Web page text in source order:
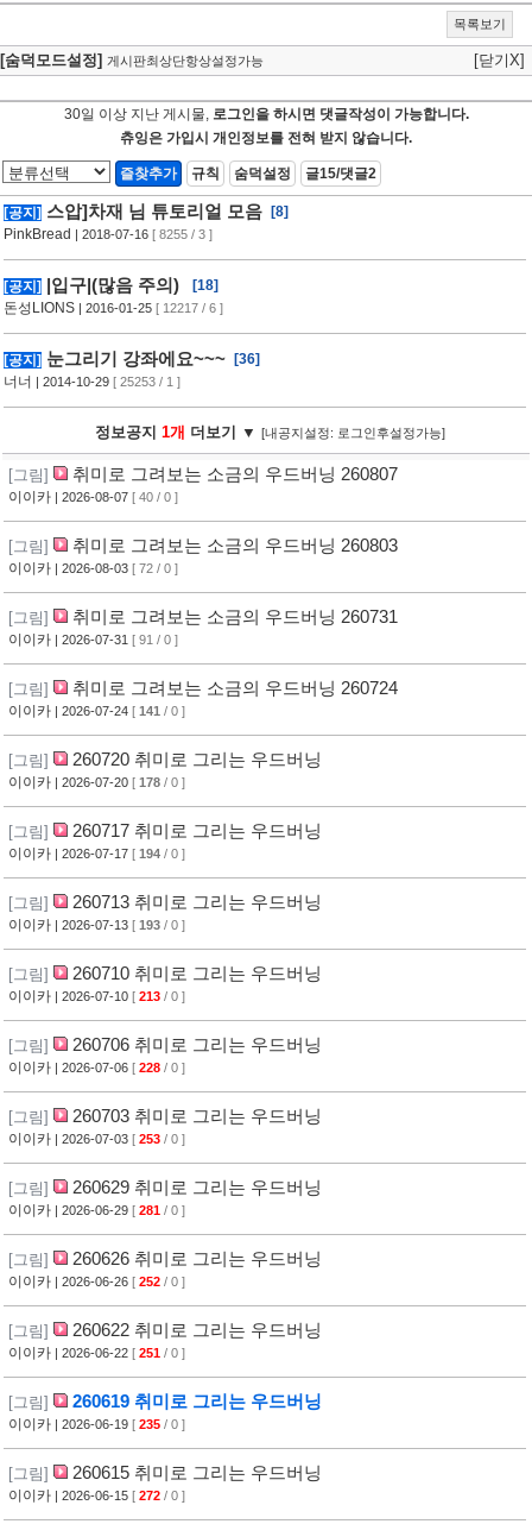
목록보기
[숨덕모드설정] 게시판최상단항상설정가능 [닫기X]
30일 이상 지난 게시물, 로그인을 하시면 댓글작성이 가능합니다.
츄잉은 가입시 개인정보를 전혀 받지 않습니다.
즐찾추가 규칙 숨덕설정 글15/댓글2
[공지] 스압]차재 님 튜토리얼 모음
[8]
PinkBread
| 2018-07-16 [ 8255 / 3 ]
[공지] |입구|(많음 주의)
[18]
돈성LIONS | 2016-01-25 [ 12217 / 6 ]
[공지] 눈그리기 강좌에요~~~
[36]
너너
| 2014-10-29 [ 25253 / 1 ]
정보공지 1개 더보기 ▼ [내공지설정: 로그인후설정가능]
[그림] 취미로 그려보는 소금의 우드버닝 260807
이이카 | 2026-08-07 [ 40 / 0 ]
[그림] 취미로 그려보는 소금의 우드버닝 260803
이이카 | 2026-08-03 [ 72 / 0 ]
[그림] 취미로 그려보는 소금의 우드버닝 260731
이이카 | 2026-07-31 [ 91 / 0 ]
[그림] 취미로 그려보는 소금의 우드버닝 260724
이이카 | 2026-07-24 [ 141 / 0 ]
[그림] 260720 취미로 그리는 우드버닝
이이카 | 2026-07-20 [ 178 / 0 ]
[그림] 260717 취미로 그리는 우드버닝
이이카 | 2026-07-17 [ 194 / 0 ]
[그림] 260713 취미로 그리는 우드버닝
이이카 | 2026-07-13 [ 193 / 0 ]
[그림] 260710 취미로 그리는 우드버닝
이이카 | 2026-07-10 [ 213 / 0 ]
[그림] 260706 취미로 그리는 우드버닝
이이카 | 2026-07-06 [ 228 / 0 ]
[그림] 260703 취미로 그리는 우드버닝
이이카 | 2026-07-03 [ 253 / 0 ]
[그림] 260629 취미로 그리는 우드버닝
이이카 | 2026-06-29 [ 281 / 0 ]
[그림] 260626 취미로 그리는 우드버닝
이이카 | 2026-06-26 [ 252 / 0 ]
[그림] 260622 취미로 그리는 우드버닝
이이카 | 2026-06-22 [ 251 / 0 ]
[그림] 260619 취미로 그리는 우드버닝
이이카 | 2026-06-19 [ 235 / 0 ]
[그림] 260615 취미로 그리는 우드버닝
이이카 | 2026-06-15 [ 272 / 0 ]